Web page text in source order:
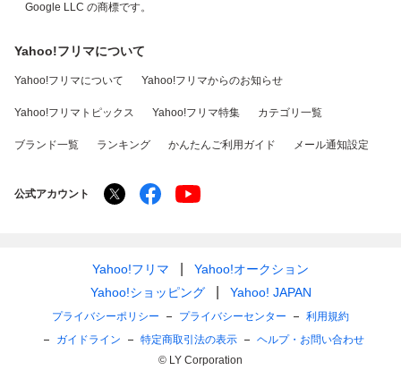
Google LLC の商標です。
Yahoo!フリマについて
Yahoo!フリマについて Yahoo!フリマからのお知らせ
Yahoo!フリマトピックス Yahoo!フリマ特集 カテゴリ一覧
ブランド一覧 ランキング かんたんご利用ガイド メール通知設定
公式アカウント
Yahoo!フリマ
Yahoo!オークション
Yahoo!ショッピング
Yahoo! JAPAN
プライバシーポリシー プライバシーセンター
利用規約
ガイドライン
特定商取引法の表示
ヘルプ・お問い合わせ
© LY Corporation